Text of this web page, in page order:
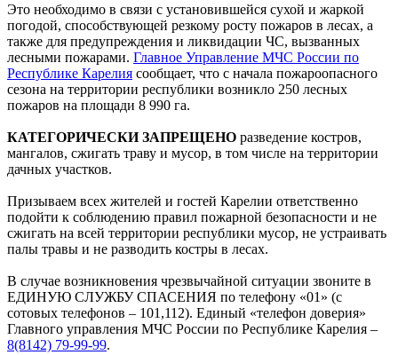
Это необходимо в связи с установившейся сухой и жаркой
погодой, способствующей резкому росту пожаров в лесах, а
также для предупреждения и ликвидации ЧС, вызванных
лесными пожарами. Главное Управление МЧС России по
Республике Карелия сообщает, что с начала пожароопасного
сезона на территории республики возникло 250 лесных
пожаров на площади 8 990 га.
КАТЕГОРИЧЕСКИ ЗАПРЕЩЕНО разведение костров,
мангалов, сжигать траву и мусор, в том числе на территории
дачных участков.
Призываем всех жителей и гостей Карелии ответственно
подойти к соблюдению правил пожарной безопасности и не
сжигать на всей территории республики мусор, не устраивать
палы травы и не разводить костры в лесах.
В случае возникновения чрезвычайной ситуации звоните в
ЕДИНУЮ СЛУЖБУ СПАСЕНИЯ по телефону «01» (с
сотовых телефонов – 101,112). Единый «телефон доверия»
Главного управления МЧС России по Республике Карелия –
8(8142) 79-99-99.